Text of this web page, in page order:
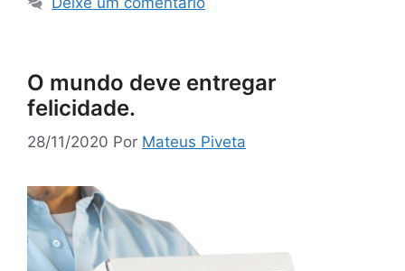
O mundo deve entregar
felicidade.
28/11/2020 Por Mateus Piveta